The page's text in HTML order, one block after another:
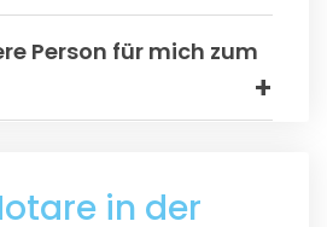
Person für mich zum
in der